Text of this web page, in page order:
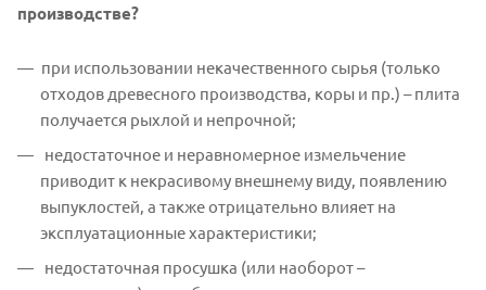
производстве?
при использовании некачественного сырья (только
отходов древесного производства, коры и пр.) – плита
получается рыхлой и непрочной;
недостаточное и неравномерное измельчение
приводит к некрасивому внешнему виду, появлению
выпуклостей, а также отрицательно влияет на
эксплуатационные характеристики;
недостаточная просушка (или наоборот –